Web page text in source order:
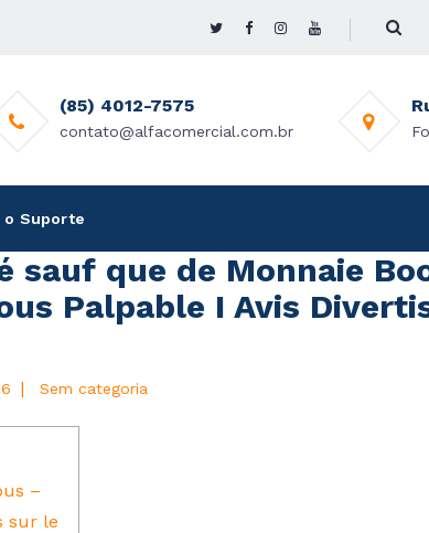
(85) 4012-7575
contato@alfacomercial.com.br
o Suporte
sauf que de Monnaie
Palpable I Avis
| Sem categoria
–
sur le